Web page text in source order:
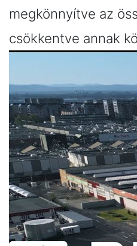
megkönnyítve az
csökkentve annak